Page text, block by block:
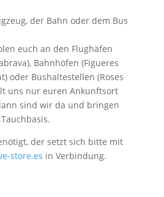
der Bahn oder dem Bus
euch an den Flughäfen
Bahnhöfen (Figueres
oder Bushaltestellen (Roses
uns nur euren Ankunftsort
sind wir da und bringen
der setzt sich bitte mit
store.es in Verbindung.